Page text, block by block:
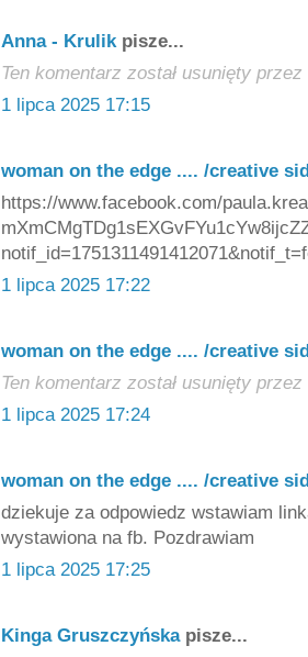
Anna - Krulikpisze...
Ten komentarz został usunięty
1 lipca 2025 17:15
woman on the edge .... /creative
https://www.facebook.com/
1 lipca 2025 17:22
woman on the edge .... /creative
Ten komentarz został usunięty
1 lipca 2025 17:24
woman on the edge .... /creative
dziekuje za odpowiedz wstawiam
wystawiona na fb. Pozdrawiam
1 lipca 2025 17:25
Kinga Gruszczyńskapisze...